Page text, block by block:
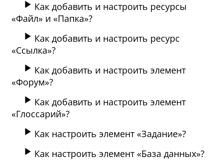
Как добавить и настроить ресурсы
«Файл» и «Папка»?
Как добавить и настроить ресурс
«Ссылка»?
Как добавить и настроить элемент
«Форум»?
Как добавить и настроить элемент
«Глоссарий»?
Как настроить элемент «Задание»?
Как настроить элемент «База данных»?